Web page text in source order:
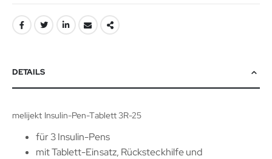
DETAILS
melijekt Insulin-Pen-Tablett 3R-25
für 3 Insulin-Pens
mit Tablett-Einsatz, Rücksteckhilfe und